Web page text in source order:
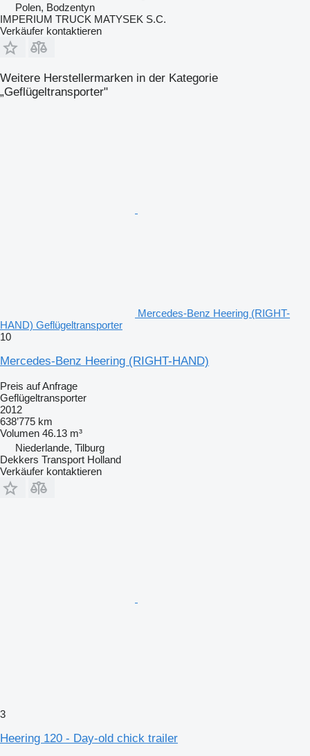
Polen, Bodzentyn
IMPERIUM TRUCK MATYSEK S.C.
Verkäufer kontaktieren
Weitere Herstellermarken in der Kategorie
„Geflügeltransporter"
Mercedes-Benz Heering (RIGHT-
HAND) Geflügeltransporter
10
Mercedes-Benz Heering (RIGHT-HAND)
Preis auf Anfrage
Geflügeltransporter
2012
638’775 km
Volumen 46.13 m³
Niederlande, Tilburg
Dekkers Transport Holland
Verkäufer kontaktieren
3
Heering 120 - Day-old chick trailer